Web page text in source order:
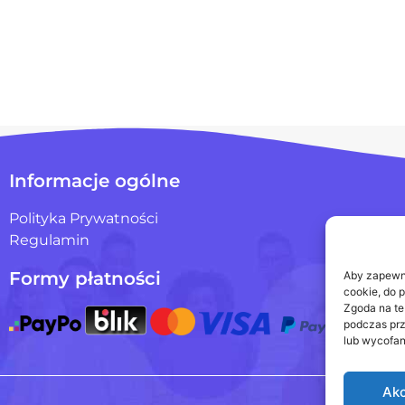
Aby
cookie, do
Zgoda na
podczas
lub
Informacje ogólne
Polityka Prywatności
Regulamin
Formy płatności